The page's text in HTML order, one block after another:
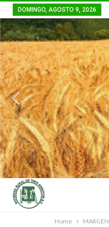
DOMINGO, AGOSTO 9, 2026
Home